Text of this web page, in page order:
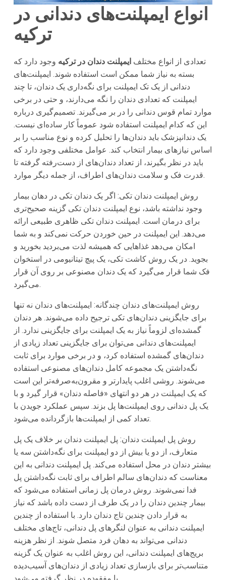
انواع ایمپلنت‌های دندانی در
ترکیه
تعدادی از انواع مختلف ایمپلنت دندان در ترکیه وجود دارد که
بسته به نیاز شما ممکن است استفاده شوند. ایمپلنت‌های
دندانی از یک تک ایمپلنت برای نگه‌داری یک دندان، تا چند
ایمپلنت که تعدادی دندان را نگه می‌دارند، و حتی در برخی
موارد تمام قوس دندانی را در بر می‌گیرند. تصمیم‌گیری درباره
این که کدام ایمپلنت استفاده شود عموماً کار ساده‌ای نیست.
یک دندانپزشک باید دندان‌ها را تحلیل کرده و نوع مناسب را بر
اساس نیازهای بیمار انتخاب کند. عوامل مختلفی وجود دارد که
باید در نظر بگیرند، از تعداد دندان‌های از دست‌رفته گرفته تا
قدرت فک و سلامت دندان‌های اطراف، از جمله دیگر موارد.
روش ایمپلنت دندان تکی: اگر یک دندان تکی در دهان بیمار
وجود نداشته باشد، نوع ایمپلنت دندان تکی گزینه صحیح‌تری
برای درمان است. ایمپلنت دندان تکی ظاهری طبیعی ارائه
می‌دهد. این ایمپلنت در حین خوردن حرکت نمی‌کند و به شما
امکان می‌دهد غذاهایی که همیشه لذت می‌بردید بخورید و
بجوید. در یک روش کاشت تکی، یک پیچ تیتانیومی در استخوان
فک شما قرار می‌گیرد که یک دندان مصنوعی بر روی آن قرار
می‌گیرد.
روش ایمپلنت‌های دندان چندگانه: ایمپلنت‌های دندان نه تنها
برای جایگزینی دندان‌های تکی ترجیح داده می‌شوند. هر دندان
گمشده‌ای لزوماً نیاز به یک ایمپلنت برای جایگزینی ندارد. از
ایمپلنت‌های دندانی می‌توان برای جایگزینی تعداد زیادی از
دندان‌های گمشده استفاده کرد، و در برخی موارد برای ثابت
نگه‌داشتن یک مجموعه کامل دندان‌های مصنوعی استفاده
می‌شوند. روشی اغلب پایدارتر و مقرون‌به‌صرفه‌تر این است
که یک ایمپلنت در هر دو انتهای «فاصله دندان» قرار گیرد و با
یک پل دندانی روی ایمپلنت‌ها پل بزند. سپس عملکرد جویدن با
تعداد کمی از ایمپلنت‌ها بازگردانده می‌شود.
روش پل ایمپلنت دندان: پل ایمپلنت دندان بر خلاف یک پل
متعارف، از دو یا بیش از دو ایمپلنت برای نگه‌داشتن سه یا
بیشتر دندان در محل استفاده می‌کند. پل ایمپلنت دندانی به این
معناست که دندان‌های سالم اطراف برای ثابت نگه‌داشتن پل
فدا نمی‌شوند. روش درمان پل زمانی استفاده می‌شود که
بیمار چندین دندان را در یک طرف از دست داده باشد که نیاز
به قرار دادن چندین تاج دندان دارد. با استفاده از چندین
ایمپلنت دندانی به عنوان لنگرهای پل دندانی، تاج‌های مختلف
دندانی می‌تواند به دهان فرد متصل شوند. از نظر هزینه
بریج‌های ایمپلنت دندانی، این روش اغلب به عنوان یک گزینه
متناسب‌تر برای بازسازی تعداد زیادی از دندان‌های آسیب‌دیده